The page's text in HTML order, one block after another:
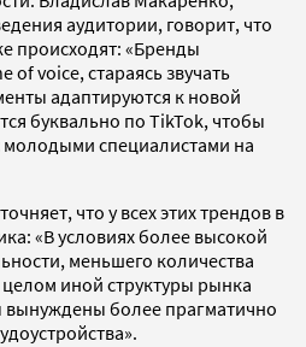
аудитории, говорит, что
происходят: «Бренды
of voice, стараясь звучать
адаптируются к новой
буквально по TikTok, чтобы
молодыми специалистами на
что у всех этих трендов в
«В условиях более высокой
меньшего количества
иной структуры рынка
вынуждены более прагматично